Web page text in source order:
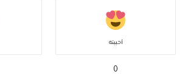
أحببته
0